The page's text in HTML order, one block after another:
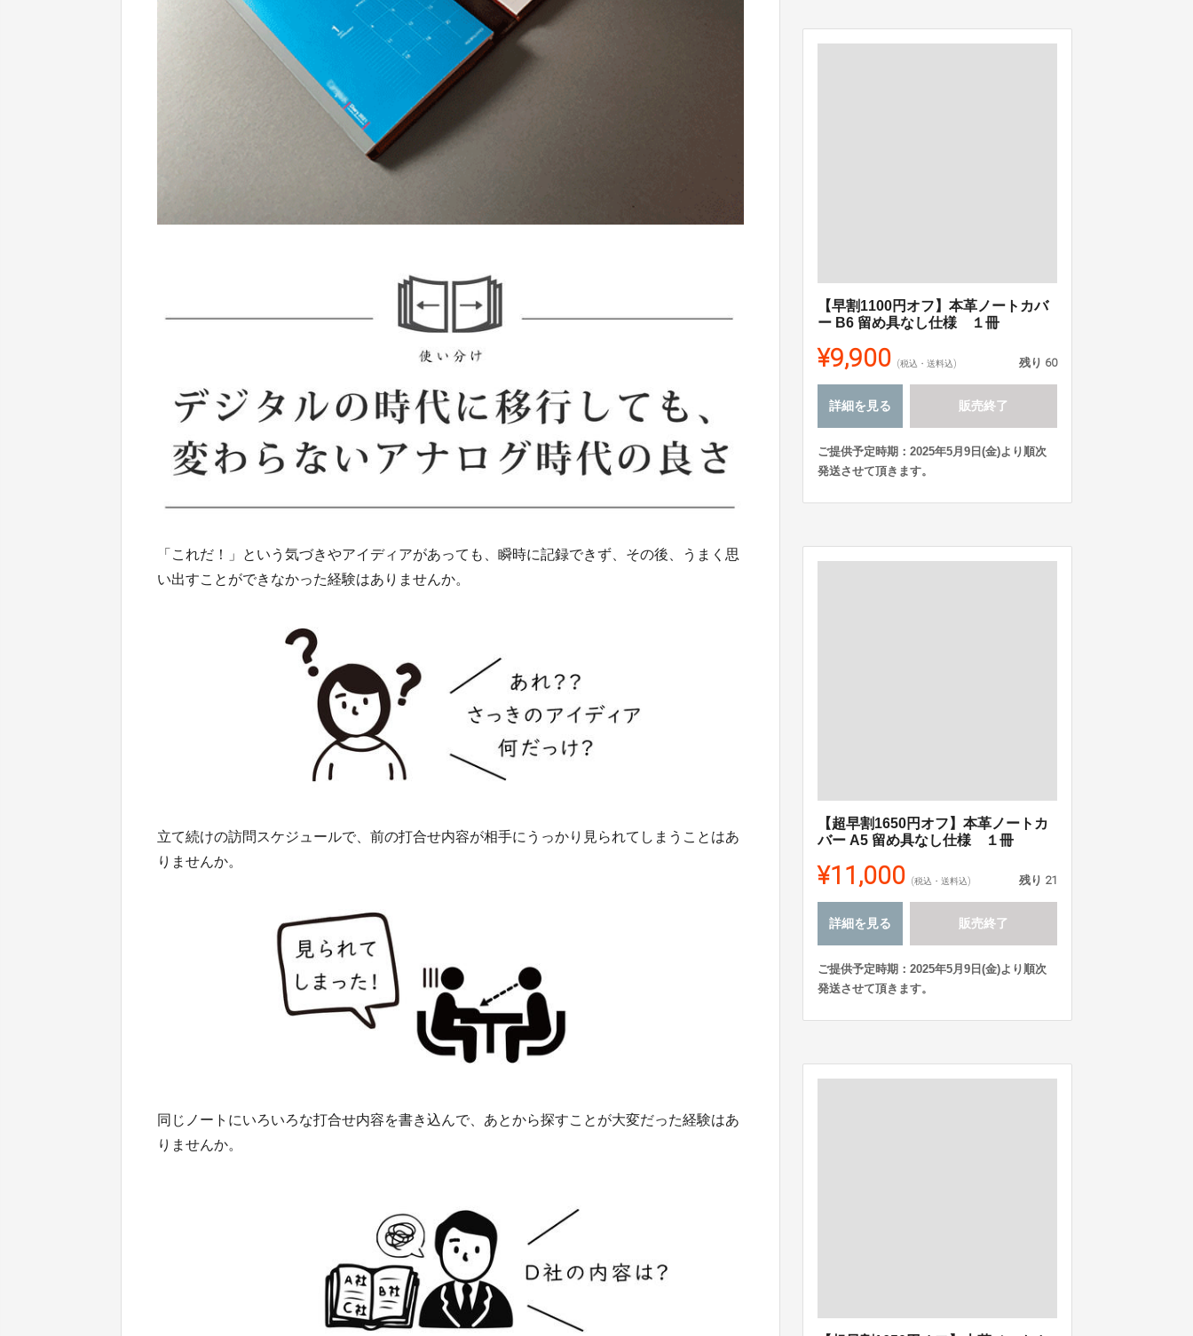
「これだ！」という気づきやアイディアがあっても、瞬時に記録できず、その後、うまく思
い出すことができなかった経験はありませんか。
立て続けの訪問スケジュールで、前の打合せ内容が相手にうっかり見られてしまうことはあ
りませんか。
同じノートにいろいろな打合せ内容を書き込んで、あとから探すことが大変だった経験はあ
りませんか。
【早割1100円オフ】本革ノートカバ
ー B6 留め具なし仕様 １冊
¥9,900 (税込・送料込) 残り 60
詳細を見る 販売終了
ご提供予定時期：2025年5月9日(金)より順次
発送させて頂きます。
【超早割1650円オフ】本革ノートカ
バー A5 留め具なし仕様 １冊
¥11,000 (税込・送料込) 残り 21
詳細を見る 販売終了
ご提供予定時期：2025年5月9日(金)より順次
発送させて頂きます。